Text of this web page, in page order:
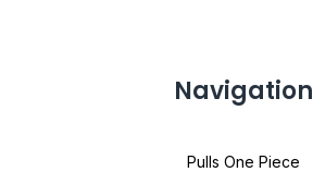
Navigation
Pulls One Piece